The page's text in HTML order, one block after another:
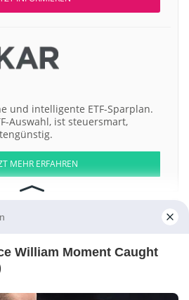
und intelligente ETF-Sparplan.
Auswahl, ist steuersmart,
MEHR ERFAHREN
50 Dow Jones NASDAQ 100 Nikkei 225
S&P 500
William Moment Caught